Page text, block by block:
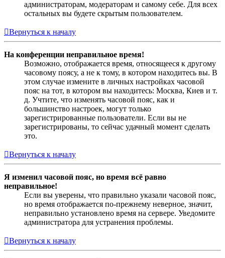
администраторам, модераторам и самому себе. Для всех
остальных вы будете скрытым пользователем.
Вернуться к началу
На конференции неправильное время!
Возможно, отображается время, относящееся к другому
часовому поясу, а не к тому, в котором находитесь вы. В
этом случае измените в личных настройках часовой
пояс на тот, в котором вы находитесь: Москва, Киев и т.
д. Учтите, что изменять часовой пояс, как и
большинство настроек, могут только
зарегистрированные пользователи. Если вы не
зарегистрированы, то сейчас удачный момент сделать
это.
Вернуться к началу
Я изменил часовой пояс, но время всё равно
неправильное!
Если вы уверены, что правильно указали часовой пояс,
но время отображается по-прежнему неверное, значит,
неправильно установлено время на сервере. Уведомите
администратора для устранения проблемы.
Вернуться к началу